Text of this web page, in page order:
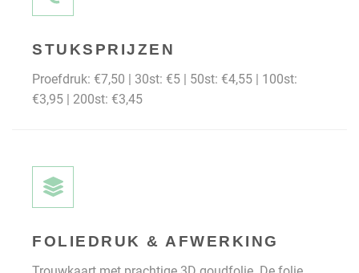
STUKSPRIJZEN
Proefdruk: €7,50 | 30st: €5 | 50st: €4,55 | 100st:
€3,95 | 200st: €3,45
FOLIEDRUK & AFWERKING